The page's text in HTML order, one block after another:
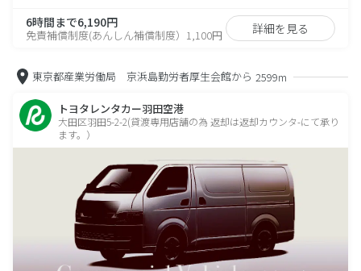
6時間まで6,190円
免責補償制度(あんしん補償制度）1,100円 詳細を見る
東京都産業労働局 京浜島勤労者厚生会館から 2599m
トヨタレンタカー羽田空港
大田区羽田5-2-2(貸渡専用店舗の為 返却は返却カウンタ-にて承り
ます。）